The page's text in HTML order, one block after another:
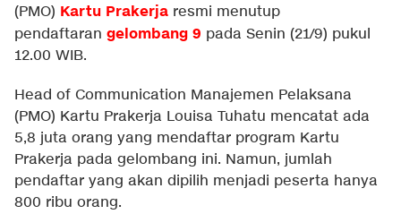
(PMO) Kartu Prakerja resmi menutup
pendaftaran gelombang 9 pada Senin (21/9) pukul
12.00 WIB.
Head of Communication Manajemen Pelaksana
(PMO) Kartu Prakerja Louisa Tuhatu mencatat ada
5,8 juta orang yang mendaftar program Kartu
Prakerja pada gelombang ini. Namun, jumlah
pendaftar yang akan dipilih menjadi peserta hanya
800 ribu orang.